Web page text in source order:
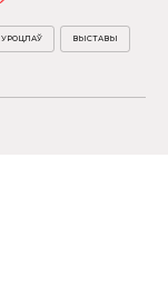
УРОЦЛАЎ ВЫСТАВЫ